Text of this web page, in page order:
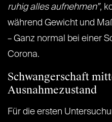
ruhig alles aufnehmen”,
während Gewicht und
– Ganz normal bei einer
Corona.
Schwangerschaft
Ausnahmezustand
Für die ersten